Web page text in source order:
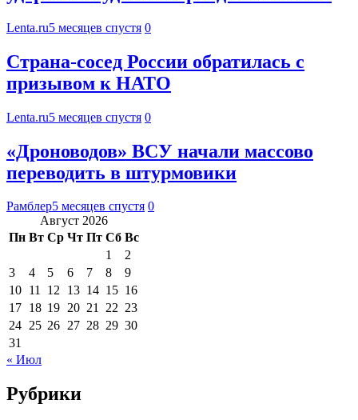
Lenta.ru5 месяцев спустя 0
Страна-сосед России обратилась с
призывом к НАТО
Lenta.ru5 месяцев спустя 0
«Дроноводов» ВСУ начали массово
переводить в штурмовики
Рамблер5 месяцев спустя 0
Август 2026
Пн Вт Ср Чт Пт Сб Вс
1
2
3
4 5 6 7 8
9
10 11 12 13 14 15 16
17 18 19 20 21 22 23
24 25 26 27 28 29 30
31
« Июл
Рубрики